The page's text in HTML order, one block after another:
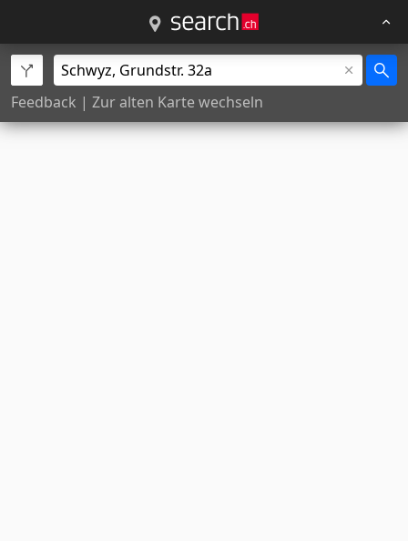
Feedback | Zur alten Karte wechseln